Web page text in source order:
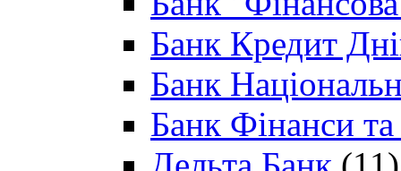
Банк Кредит
Банк
Банк Фінанси